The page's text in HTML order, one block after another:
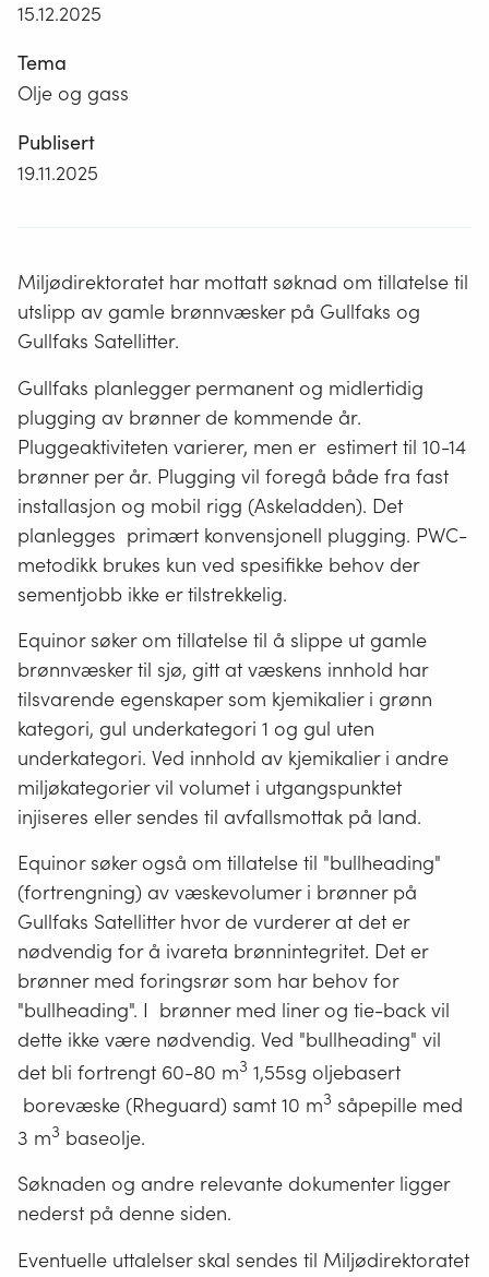
15.12.2025
Tema
Olje og gass
Publisert
19.11.2025
Miljødirektoratet har mottatt søknad om tillatelse til
utslipp av gamle brønnvæsker på Gullfaks og
Gullfaks Satellitter.
Gullfaks planlegger permanent og midlertidig
plugging av brønner de kommende år.
Pluggeaktiviteten varierer, men er estimert til 10-14
brønner per år. Plugging vil foregå både fra fast
installasjon og mobil rigg (Askeladden). Det
planlegges primært konvensjonell plugging. PWC-
metodikk brukes kun ved spesifikke behov der
sementjobb ikke er tilstrekkelig.
Equinor søker om tillatelse til å slippe ut gamle
brønnvæsker til sjø, gitt at væskens innhold har
tilsvarende egenskaper som kjemikalier i grønn
kategori, gul underkategori 1 og gul uten
underkategori. Ved innhold av kjemikalier i andre
miljøkategorier vil volumet i utgangspunktet
injiseres eller sendes til avfallsmottak på land.
Equinor søker også om tillatelse til "bullheading"
(fortrengning) av væskevolumer i brønner på
Gullfaks Satellitter hvor de vurderer at det er
nødvendig for å ivareta brønnintegritet. Det er
brønner med foringsrør som har behov for
"bullheading". I brønner med liner og tie-back vil
dette ikke være nødvendig. Ved "bullheading" vil
det bli fortrengt 60-80 m3 1,55sg oljebasert
borevæske (Rheguard) samt 10 m3 såpepille med
3 m3 baseolje.
Søknaden og andre relevante dokumenter ligger
nederst på denne siden.
Eventuelle uttalelser skal sendes til Miljødirektoratet